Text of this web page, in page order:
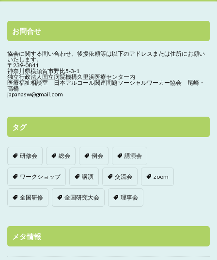
お問合せ
協会に関する問い合わせ、 後援依頼等は以下のアドレスまたは住所にお願い
いたします。
〒239-0841
神奈川県横須賀市野比5-3-1
独立行政法人国立病院機構久里浜医療センター内
医療福祉相談室 日本アルコール関連問題ソーシャルワーカー協会 尾崎・
高橋
japanasw@gmail.com
タグ
研修会 総会 例会 講演会
ワークショップ 講演 交流会 zoom
全国研修 全国研究大会 理事会
メタ情報